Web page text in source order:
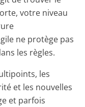
votre niveau
ne protège pas
les règles.
les
et les nouvelles
et parfois